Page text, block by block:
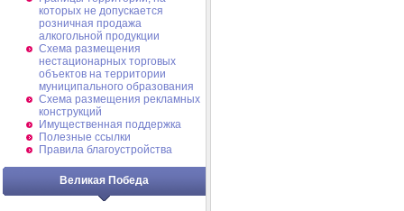
которых не допускается
розничная продажа
алкогольной продукции
Схема размещения
нестационарных торговых
объектов на территории
муниципального образования
Схема размещения рекламных
конструкций
Имущественная поддержка
Полезные ссылки
Правила благоустройства
Великая Победа